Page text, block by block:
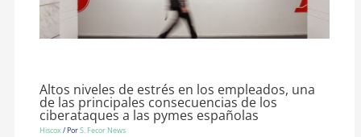
Altos niveles de estrés en los empleados, una
de las principales consecuencias de los
ciberataques a las pymes españolas
Hiscox/ PorS. Fecor News